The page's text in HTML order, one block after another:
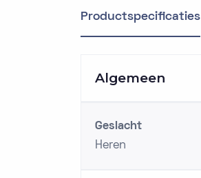
Productspecificaties
Algemeen
Geslacht
Heren